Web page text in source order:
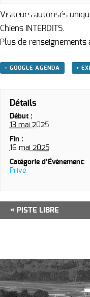
Visiteurs autorisés
Chiens INTERDITS.
Plus de
+ GOOGLE AGENDA +
Détails
Début :
13 mai 2025
Fin :
16 mai 2025
Catégorie d’Évènement:
Privé
Navigation
Évènement
« PISTE LIBRE